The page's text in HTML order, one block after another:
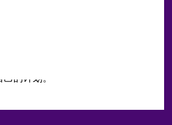
Graduate Programs 到
的计划。